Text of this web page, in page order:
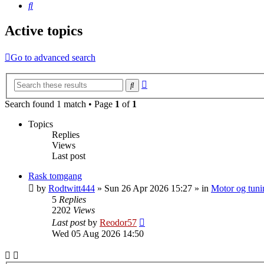
Search
Active topics
Go to advanced search
Search
Search found 1 match • Page 1 of 1
Topics
Replies
Views
Last post
Rask tomgang
by Rodtwitt444 » Sun 26 Apr 2026 15:27 » in Motor og
5 Replies
2202 Views
Last postby Reodor57
Wed 05 Aug 2026 14:50